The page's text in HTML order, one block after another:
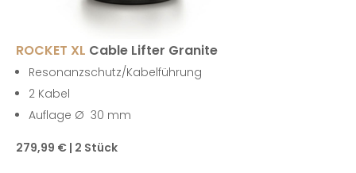
ROCKET XL Cable Lifter Granite
Resonanzschutz/Kabelführung
2 Kabel
Auflage Ø 30 mm
279,99 € | 2 Stück